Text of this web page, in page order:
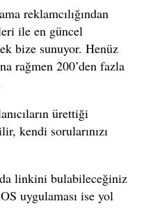
reklamcılığından
ile en güncel
bize sunuyor. Henüz
rağmen 200’den fazla
ürettiği
kendi sorularınızı
linkini bulabileceğiniz
uygulaması ise yol